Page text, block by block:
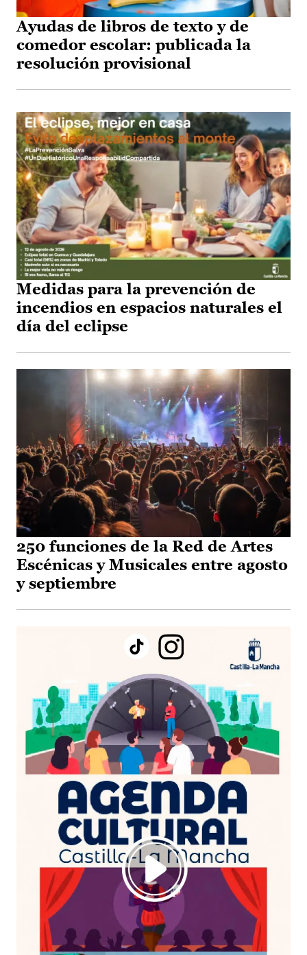
Ayudas de libros de texto y de
comedor escolar: publicada la
resolución provisional
Medidas para la prevención de
incendios en espacios naturales el
día del eclipse
250 funciones de la Red de Artes
Escénicas y Musicales entre agosto
y septiembre